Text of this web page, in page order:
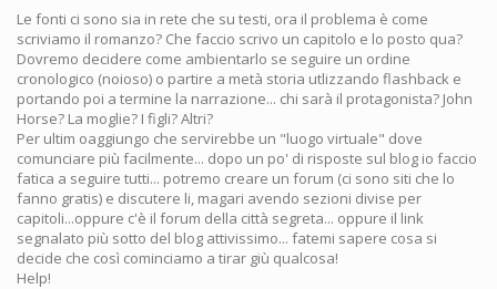
Le fonti ci sono sia in rete che su testi, ora il problema è come
scriviamo il romanzo? Che faccio scrivo un capitolo e lo posto qua?
Dovremo decidere come ambientarlo se seguire un ordine
cronologico (noioso) o partire a metà storia utlizzando flashback e
portando poi a termine la narrazione... chi sarà il protagonista? John
Horse? La moglie? I figli? Altri?
Per ultim oaggiungo che servirebbe un "luogo virtuale" dove
comunciare più facilmente... dopo un po' di risposte sul blog io faccio
fatica a seguire tutti... potremo creare un forum (ci sono siti che lo
fanno gratis) e discutere li, magari avendo sezioni divise per
capitoli...oppure c'è il forum della città segreta... oppure il link
segnalato più sotto del blog attivissimo... fatemi sapere cosa si
decide che così cominciamo a tirar giù qualcosa!
Help!